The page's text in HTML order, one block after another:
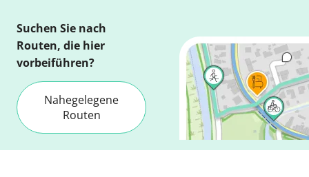
Suchen Sie nach
Routen, die hier
vorbeiführen?
Nahegelegene
Routen